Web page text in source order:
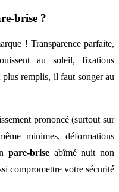
brise ?
! Transparence parfaite,
au soleil, fixations
remplis, il faut songer au
prononcé (surtout sur
minimes, déformations
pare-briseabîmé nuit non
compromettre votre sécurité